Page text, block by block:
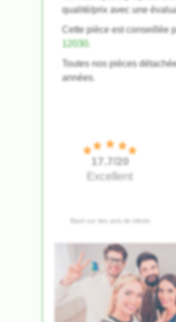
qualité/prix avec une
Cette pièce est conseillée
12030
Toutes nos pièces
années.